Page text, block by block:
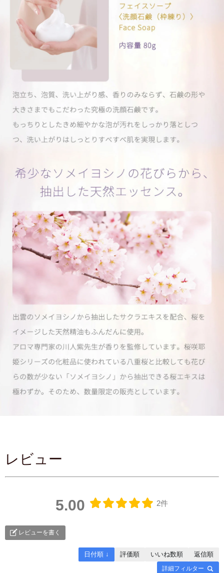
保管方法
極端に高温・低温、また湿度の高い場所、直射日光のあた
る場所には保管しないでください。
乳幼児の手の届かないところに保管してください。
ご使用後はしっかりとフタを閉めてください。
レビュー
5.00 2件
レビューを書く
詳細フィルター
日付順 ↓ 評価順 いいね数順 返信順